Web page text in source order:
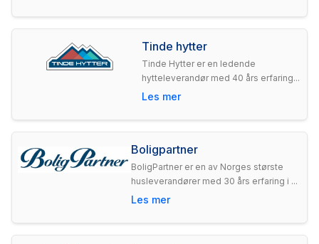
Tinde hytter
Tinde Hytter er en ledende
hytteleverandør med 40 års erfaring...
Les mer
Boligpartner
BoligPartner er en av Norges største
husleverandører med 30 års erfaring i ...
Les mer